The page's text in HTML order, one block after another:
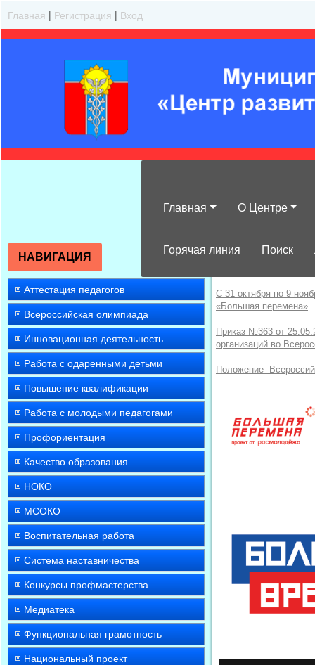
Главная | Регистрация | Вход
Главная О Центре
Горячая линия Поиск
НАВИГАЦИЯ
Аттестация педагогов
Всероссийская олимпиада
Инновационная деятельность
Работа с одаренными детьми
Повышение квалификации
Работа с молодыми педагогами
Профориентация
Качество образования
НОКО
МСОКО
Воспитательная работа
Система наставничества
Конкурсы профмастерства
Медиатека
Функциональная грамотность
Национальный проект
С 31 октября по 9
«Большая перемена»
Приказ №363 от
организаций во
Положение